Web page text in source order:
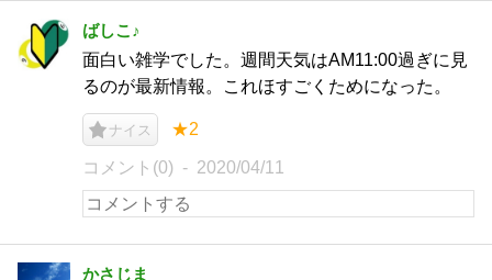
ばしこ♪
面白い雑学でした。週間天気はAM11:00過ぎに見
るのが最新情報。これほすごくためになった。
ナイス ★2
コメント(0) 2020/04/11
かさじま